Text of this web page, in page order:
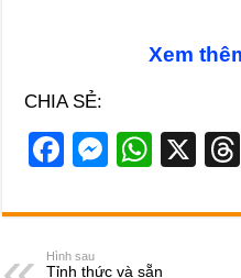
Xem
CHIA SẺ:
F
c
e
M
ss
W
at
X
Hình sau
Tỉnh thức và sẵn